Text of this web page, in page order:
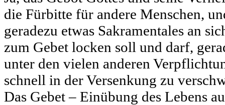
die Fürbitte für andere Menschen,
geradezu etwas Sakramentales an
zum Gebet locken soll und darf,
unter den vielen anderen
schnell in der Versenkung zu
Das Gebet – Einübung des Lebens